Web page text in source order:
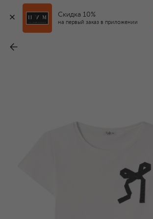
Скидка 10%
на первый заказ в приложении
6